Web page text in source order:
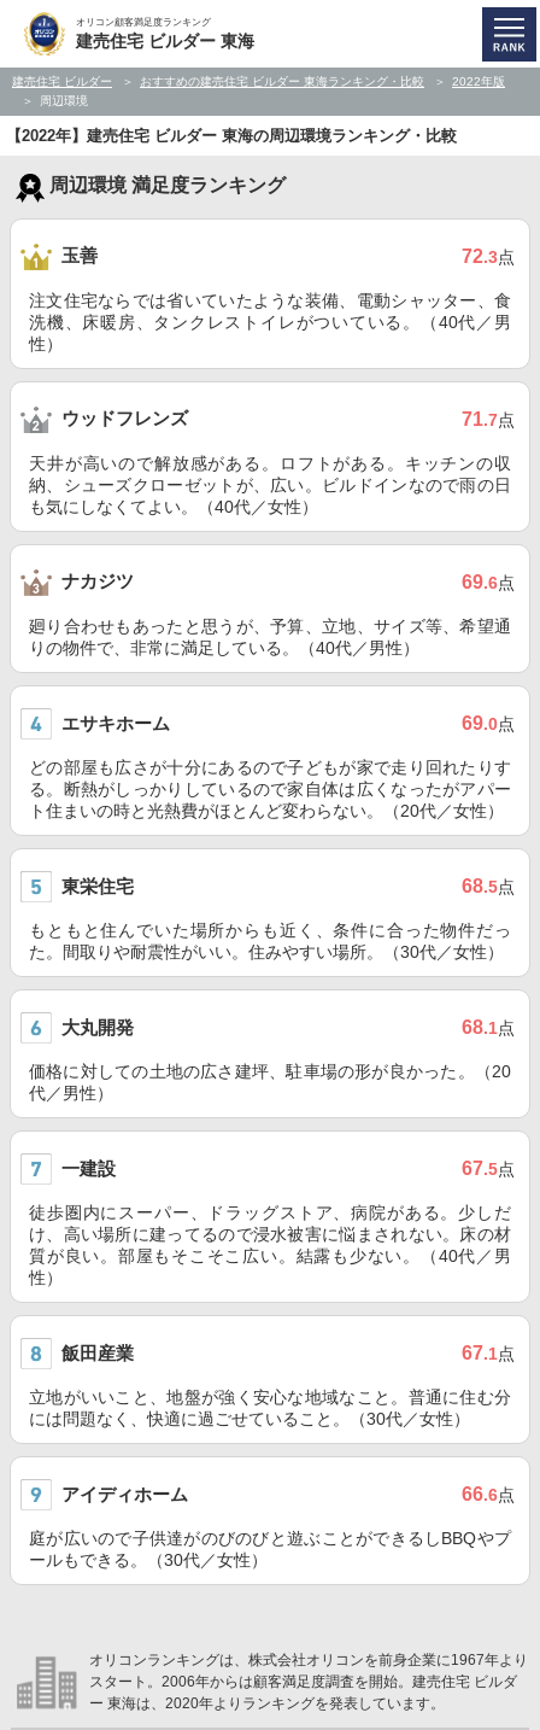
オリコン顧客満足度ランキング
建売住宅 ビルダー 東海
建売住宅 ビルダー おすすめの建売住宅 ビルダー 東海ランキング・比較
2022年版
周辺環境
【2022年】建売住宅 ビルダー 東海の周辺環境ランキング・比較
周辺環境 満足度ランキング
玉善 72.3点
注文住宅ならでは省いていたような装備、電動シャッター、食
洗機、床暖房、タンクレストイレがついている。（40代／男
性）
ウッドフレンズ 71.7点
天井が高いので解放感がある。ロフトがある。キッチンの収
納、シューズクローゼットが、広い。ビルドインなので雨の日
も気にしなくてよい。（40代／女性）
ナカジツ 69.6点
廻り合わせもあったと思うが、予算、立地、サイズ等、希望通
りの物件で、非常に満足している。（40代／男性）
エサキホーム 69.0点
どの部屋も広さが十分にあるので子どもが家で走り回れたりす
る。断熱がしっかりしているので家自体は広くなったがアパー
ト住まいの時と光熱費がほとんど変わらない。（20代／女性）
東栄住宅 68.5点
もともと住んでいた場所からも近く、条件に合った物件だっ
た。間取りや耐震性がいい。住みやすい場所。（30代／女性）
大丸開発 68.1点
価格に対しての土地の広さ建坪、駐車場の形が良かった。（20
代／男性）
一建設 67.5点
徒歩圏内にスーパー、ドラッグストア、病院がある。少しだ
け、高い場所に建ってるので浸水被害に悩まされない。床の材
質が良い。部屋もそこそこ広い。結露も少ない。（40代／男
性）
飯田産業 67.1点
立地がいいこと、地盤が強く安心な地域なこと。普通に住む分
には問題なく、快適に過ごせていること。（30代／女性）
アイディホーム 66.6点
庭が広いので子供達がのびのびと遊ぶことができるしBBQやプ
ールもできる。（30代／女性）
オリコンランキングは、株式会社オリコンを前身企業に1967年より
スタート。2006年からは顧客満足度調査を開始。建売住宅 ビルダ
ー 東海は、2020年よりランキングを発表しています。